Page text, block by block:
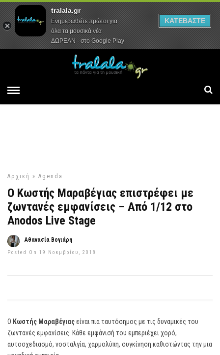
Αρχική Συνεντεύξεις Ρεπορτάζ
Αρχική » Agenda
Ο Κωστής Μαραβέγιας επιστρέφει με
ζωντανές εμφανίσεις – Από 1/12 στο
Anodos Live Stage
Αθανασία Βογιάρη
Posted On 19 Νοεμβρίου, 2018
Ο Κωστής Μαραβέγιαςείναι πια ταυτόσημος με τις δυναμικές του
ζωντανές εμφανίσεις. Κάθε εμφάνισή του εμπεριέχει χορό,
αυτοσχεδιασμό, νοσταλγία, χαρμολύπη, συγκίνηση καθιστώντας την μια
tralala.gr
Ενημερωθείτε πρώτοι για
όλα τα μουσικά νέα
ΔΩΡΕΑΝ - στο Google Play
ΚΑΤΕΒΑΣΤΕ